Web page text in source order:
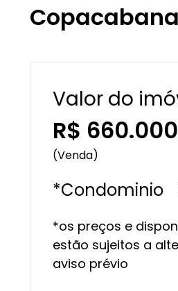
Copacabana
Valor do
R$
(Venda)
*Condominio
*os preços e
estão sujeitos a
aviso prévio